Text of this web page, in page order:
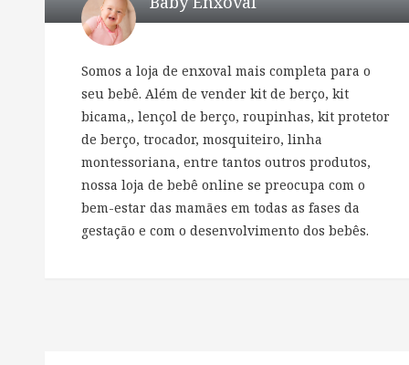
Somos a loja de enxoval mais completa para o
seu bebê. Além de vender kit de berço, kit
bicama,, lençol de berço, roupinhas, kit protetor
de berço, trocador, mosquiteiro, linha
montessoriana, entre tantos outros produtos,
nossa loja de bebê online se preocupa com o
bem-estar das mamães em todas as fases da
gestação e com o desenvolvimento dos bebês.